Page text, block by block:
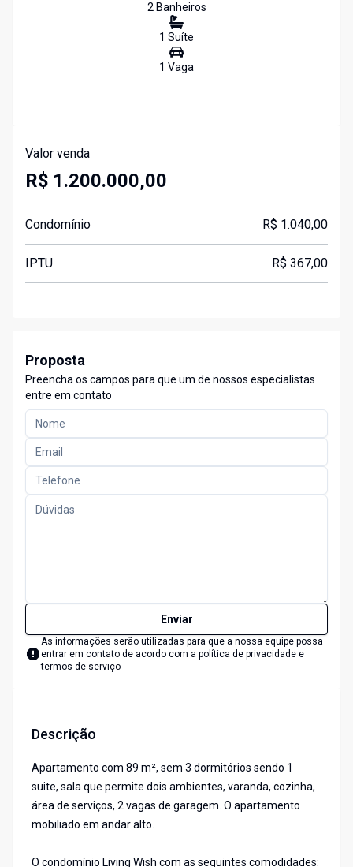
2Banheiros
1 Suíte
1 Vaga
Valor venda
R$ 1.200.000,00
Condomínio R$ 1.040,00
IPTU R$ 367,00
Proposta
Preencha os campos para que um de nossos especialistas
entre em contato
Enviar
As informações serão utilizadas para que a nossa equipe possa
entrar em contato de acordo com a política de privacidade e
termos de serviço
Descrição
Apartamento com 89 m², sem 3 dormitórios sendo 1
suite, sala que permite dois ambientes, varanda, cozinha,
área de serviços, 2 vagas de garagem. O apartamento
mobiliado em andar alto.
O condomínio Living Wish com as seguintes comodidades: